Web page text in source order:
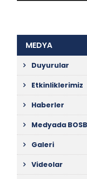
MEDYA
Duyurular
Etkinliklerimiz
Haberler
Medyada BOSB
Galeri
Videolar